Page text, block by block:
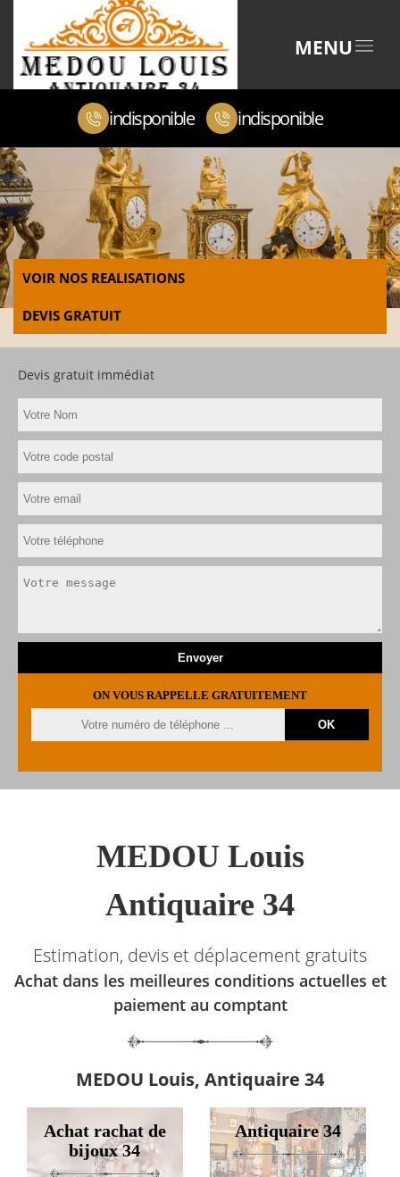
MENU
indisponible indisponible
VOIR NOS REALISATIONS
DEVIS GRATUIT
Devis gratuit immédiat
ON VOUS RAPPELLE GRATUITEMENT
MEDOU Louis
Antiquaire 34
Estimation, devis et déplacement gratuits
Achat dans les meilleures conditions actuelles et
paiement au comptant
MEDOU Louis, Antiquaire 34
Achat rachat de
bijoux 34
Antiquaire 34